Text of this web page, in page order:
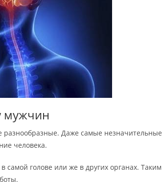
мужчин
Даже самые незначительные
человека.
самой голове или же в других органах. Таким